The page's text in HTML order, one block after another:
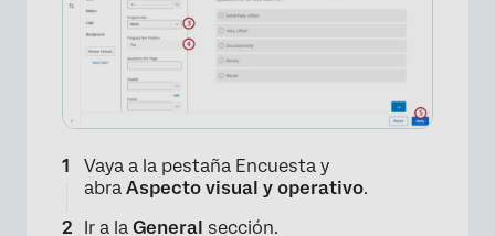
Vaya a la pestaña Encuesta y
abra Aspecto visual y operativo.
Ir a la General sección.